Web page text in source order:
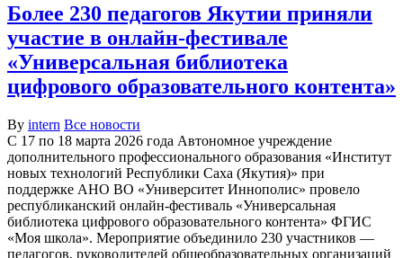
Более 230 педагогов Якутии приняли
участие в онлайн-фестивале
«Универсальная библиотека
цифрового образовательного контента»
By intern Все новости
С 17 по 18 марта 2026 года Автономное учреждение
дополнительного профессионального образования «Институт
новых технологий Республики Саха (Якутия)» при
поддержке АНО ВО «Университет Иннополис» провело
республиканский онлайн-фестиваль «Универсальная
библиотека цифрового образовательного контента» ФГИС
«Моя школа». Мероприятие объединило 230 участников —
педагогов, руководителей общеобразовательных организаций